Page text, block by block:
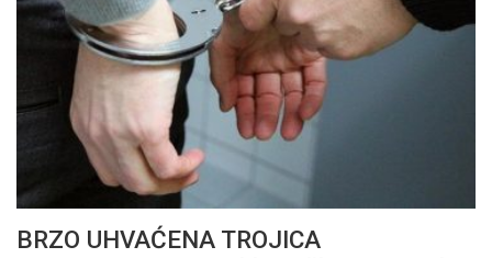
BRZO UHVAĆENA TROJICA